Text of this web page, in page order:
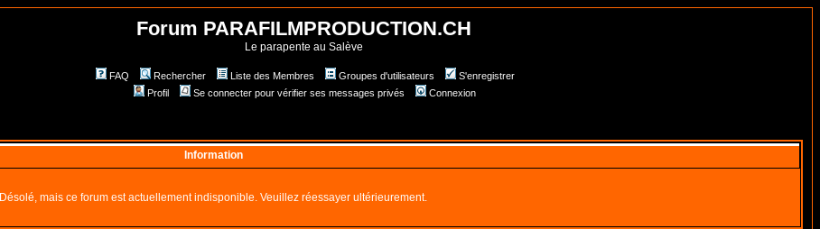
Forum PARAFILMPRODUCTION.CH
Le parapente au Salève
FAQ Rechercher Liste des Membres Groupes d'utilisateurs
S'enregistrer
Profil
Se connecter pour vérifier ses messages privés Connexion
Information
Désolé, mais ce forum est actuellement indisponible. Veuillez réessayer ultérieurement.